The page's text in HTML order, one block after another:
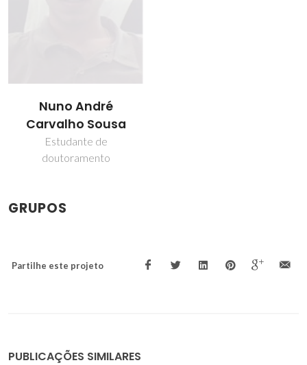
Nuno André
Carvalho Sousa
Estudante de
doutoramento
GRUPOS
Partilhe este projeto
PUBLICAÇÕES SIMILARES